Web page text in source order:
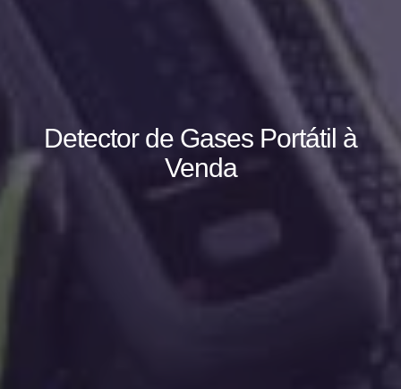
Detector de Gases Portátil à
Venda